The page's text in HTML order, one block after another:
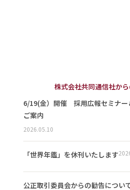
株式会社共同通信社か
6/19(金）開催 採用広報セミナー
ご案内
2026.05.10
「世界年鑑」を休刊いたします
公正取引委員会からの勧告につい